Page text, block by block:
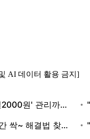
AI 데이터 활용 금지]